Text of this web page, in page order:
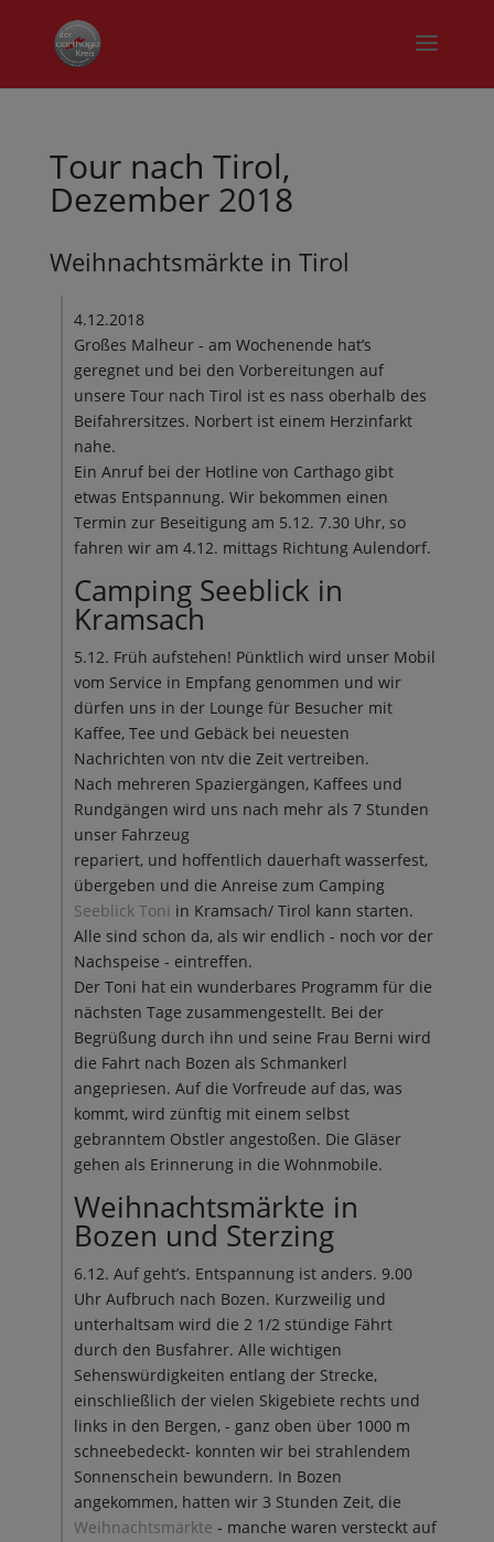
Tour nach Tirol,
Dezember 2018
Weihnachtsmärkte in Tirol
4.12.2018
Großes Malheur - am Wochenende hat’s
geregnet und bei den Vorbereitungen auf
unsere Tour nach Tirol ist es nass oberhalb des
Beifahrersitzes. Norbert ist einem Herzinfarkt
nahe.
Ein Anruf bei der Hotline von Carthago gibt
etwas Entspannung. Wir bekommen einen
Termin zur Beseitigung am 5.12. 7.30 Uhr, so
fahren wir am 4.12. mittags Richtung Aulendorf.
Camping Seeblick in
Kramsach
5.12. Früh aufstehen! Pünktlich wird unser Mobil
vom Service in Empfang genommen und wir
dürfen uns in der Lounge für Besucher mit
Kaffee, Tee und Gebäck bei neuesten
Nachrichten von ntv die Zeit vertreiben.
Nach mehreren Spaziergängen, Kaffees und
Rundgängen wird uns nach mehr als 7 Stunden
unser Fahrzeug
repariert, und hoffentlich dauerhaft wasserfest,
übergeben und die Anreise zum Camping
Seeblick Toni in Kramsach/ Tirol kann starten.
Alle sind schon da, als wir endlich - noch vor der
Nachspeise - eintreffen.
Der Toni hat ein wunderbares Programm für die
nächsten Tage zusammengestellt. Bei der
Begrüßung durch ihn und seine Frau Berni wird
die Fahrt nach Bozen als Schmankerl
angepriesen. Auf die Vorfreude auf das, was
kommt, wird zünftig mit einem selbst
gebranntem Obstler angestoßen. Die Gläser
gehen als Erinnerung in die Wohnmobile.
Weihnachtsmärkte in
Bozen und Sterzing
6.12. Auf geht’s. Entspannung ist anders. 9.00
Uhr Aufbruch nach Bozen. Kurzweilig und
unterhaltsam wird die 2 1/2 stündige Fährt
durch den Busfahrer. Alle wichtigen
Sehenswürdigkeiten entlang der Strecke,
einschließlich der vielen Skigebiete rechts und
links in den Bergen, - ganz oben über 1000 m
schneebedeckt- konnten wir bei strahlendem
Sonnenschein bewundern. In Bozen
angekommen, hatten wir 3 Stunden Zeit, die
Weihnachtsmärkte - manche waren versteckt auf